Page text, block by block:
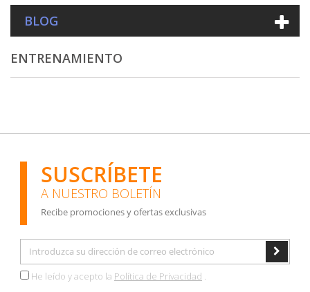
BLOG
ENTRENAMIENTO
SUSCRÍBETE
A NUESTRO BOLETÍN
Recibe promociones y ofertas exclusivas
He leído y acepto la Política de Privacidad .